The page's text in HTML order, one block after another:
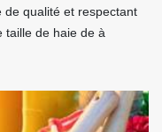
de qualité et respectant
taille de haie de à